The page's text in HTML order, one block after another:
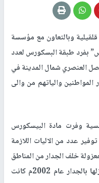
وبالتعاون مع مؤسسة
بفرد طبقة البسكورس لعدد
العنصري شمال المدينة في
والياتهم من والى
وفرت مادة البيسكورس
عدد من الاليات اللازمة
خلف الجدار من المناطق
الزراعية التي تشكل سلة غذاء فقبل عزلها بالجدار عام 2002م كانت